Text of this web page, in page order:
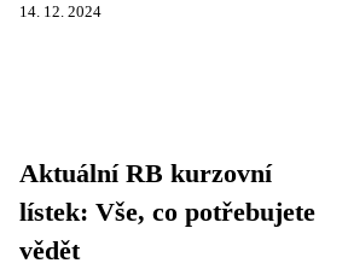
14. 12. 2024
Aktuální RB kurzovní
lístek: Vše, co potřebujete
vědět